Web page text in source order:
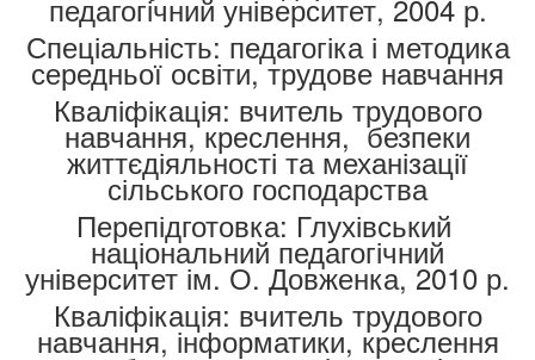
педагогічний університет, 2004 р.
Спеціальність: педагогіка і методика
середньої освіти, трудове навчання
Кваліфікація: вчитель трудового
навчання, креслення, безпеки
життєдіяльності та механізації
сільського господарства
Перепідготовка: Глухівський
національний педагогічний
університет ім. О. Довженка, 2010 р.
Кваліфікація: вчитель трудового
навчання, інформатики, креслення